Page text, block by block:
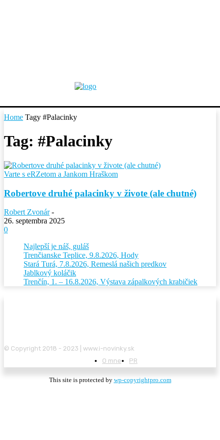
Home Tagy #Palacinky
Tag: #Palacinky
Varte s eRZetom a Jankom Hraškom
Robertove druhé palacinky v živote (ale chutné)
Robert Zvonár -
26. septembra 2025
0
Najlepší je náš, guláš
Trenčianske Teplice, 9.8.2026, Hody
Stará Turá, 7.8.2026, Remeslá našich predkov
Jablkový koláčik
Trenčín, 1. – 16.8.2026, Výstava zápalkových krabičiek
© Copyright 2018 - 2023 | www.i-novinky.sk
O mne
PR
This site is protected by wp-copyrightpro.com